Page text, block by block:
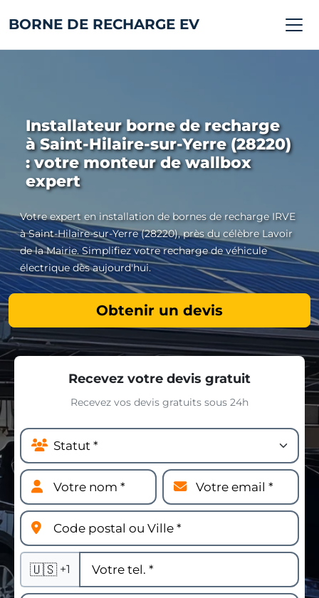
BORNE DE RECHARGE EV
Installateur borne de recharge
à Saint-Hilaire-sur-Yerre (28220)
: votre monteur de wallbox
expert
Votre expert en installation de bornes de recharge IRVE
à Saint-Hilaire-sur-Yerre (28220), près du célèbre Lavoir
de la Mairie. Simplifiez votre recharge de véhicule
électrique dès aujourd'hui.
Obtenir un devis
Recevez votre devis gratuit
Recevez vos devis gratuits sous 24h
🇺🇸 +1